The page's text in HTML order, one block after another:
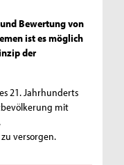
Bewertung von
ist es möglich
der
21. Jahrhunderts
mit
versorgen.